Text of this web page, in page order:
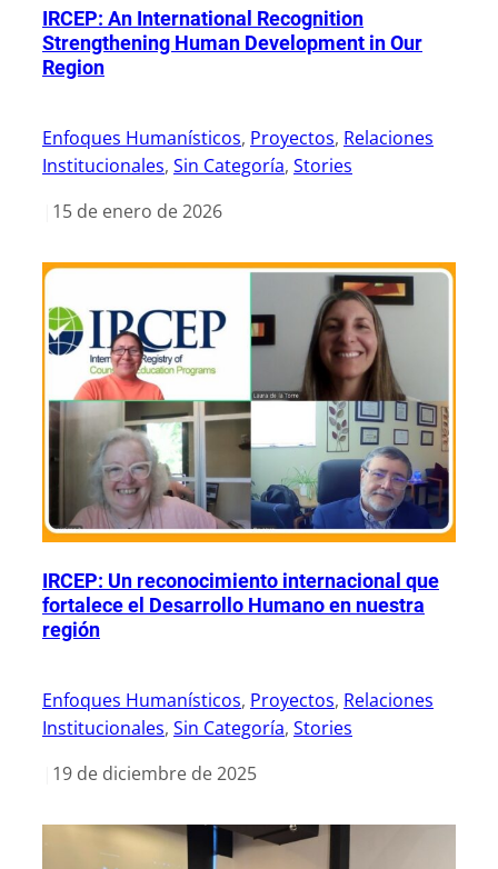
IRCEP: An International Recognition
Strengthening Human Development in Our
Region
Enfoques Humanísticos, Proyectos, Relaciones
Institucionales, Sin Categoría, Stories
15 de enero de 2026
IRCEP: Un reconocimiento internacional que
fortalece el Desarrollo Humano en nuestra
región
Enfoques Humanísticos, Proyectos, Relaciones
Institucionales, Sin Categoría, Stories
19 de diciembre de 2025